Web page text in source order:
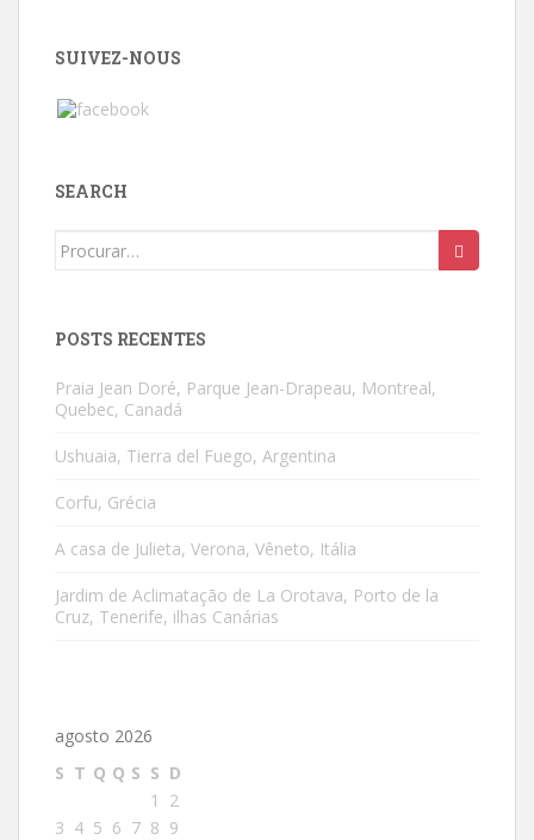
SUIVEZ-NOUS
SEARCH
Search
POSTS RECENTES
Praia Jean Doré, Parque Jean-Drapeau, Montreal,
Quebec, Canadá
Ushuaia, Tierra del Fuego, Argentina
Corfu, Grécia
A casa de Julieta, Verona, Vêneto, Itália
Jardim de Aclimatação de La Orotava, Porto de la
Cruz, Tenerife, ilhas Canárias
agosto 2026
S T Q Q S S D
1
2
3 4 5 6 7 8 9